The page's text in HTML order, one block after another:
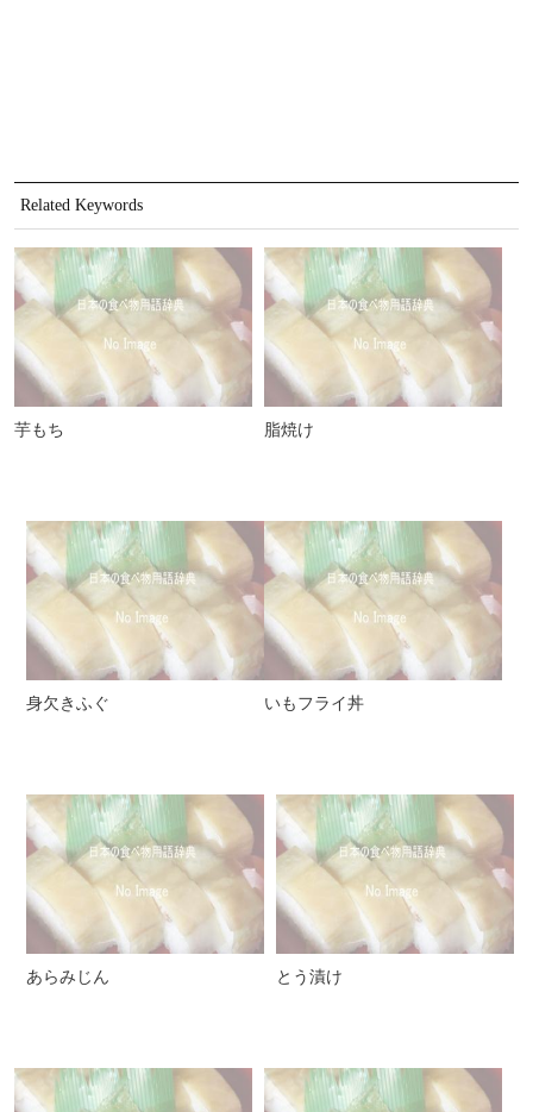
Related Keywords
芋もち 脂焼け
身欠きふぐ いもフライ丼
あらみじん とう漬け